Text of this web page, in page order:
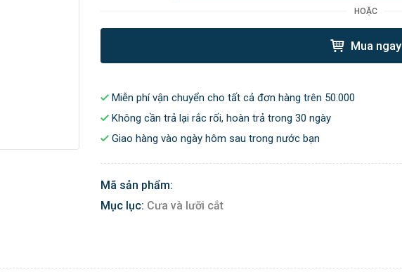
HOẶC
Mua ngay
Miễn phí vận chuyển cho tất cả đơn hàng trên 50.000
Không cần trả lại rắc rối, hoàn trả trong 30 ngày
Giao hàng vào ngày hôm sau trong nước bạn
Mã sản phẩm:
Mục lục: Cưa và lưỡi cắt